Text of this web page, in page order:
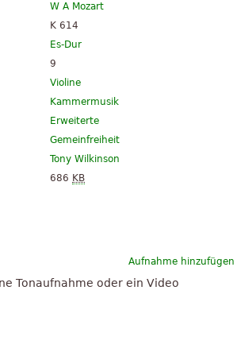
W A Mozart
K 614
Es-Dur
9
Violine
Kammermusik
Erweiterte
Gemeinfreiheit
Tony Wilkinson
686 KB
Aufnahme hinzufügen
Tonaufnahme oder ein Video